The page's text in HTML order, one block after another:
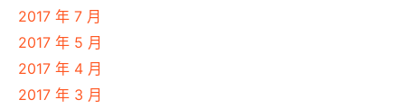
2017 年 7 月
2017 年 5 月
2017 年 4 月
2017 年 3 月